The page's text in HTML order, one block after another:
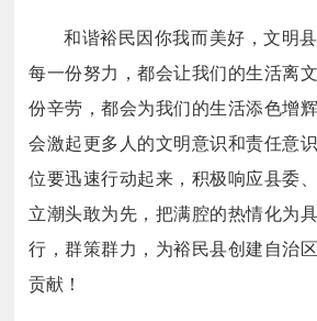
和谐裕民因你我而美好，文明
每一份努力，都会让我们的生活离
份辛劳，都会为我们的生活添色增
会激起更多人的文明意识和责任意
位要迅速行动起来，积极响应县委
立潮头敢为先，把满腔的热情化为
行，群策群力，为裕民县创建自治
贡献！